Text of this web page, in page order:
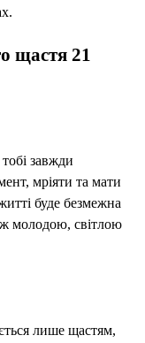
щастя 21
завжди
мріяти та мати
буде безмежна
молодою, світлою
лише щастям,